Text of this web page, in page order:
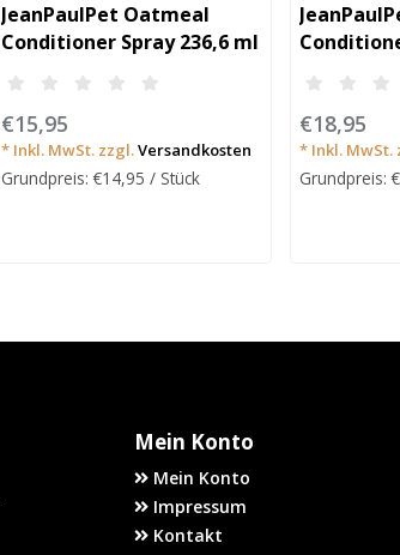
JeanPaulPet Oatmeal
Conditioner Spray 236,6 ml
€15,95
* Inkl. MwSt. zzgl.Versandkosten
Grundpreis: €14,95 / Stück
€18,95
* Inkl. MwSt.
Grundpreis:
Mein Konto
Mein Konto
Impressum
Kontakt